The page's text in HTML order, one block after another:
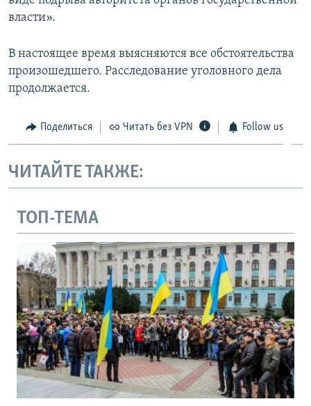
власти».
В настоящее время выясняются все обстоятельства
произошедшего. Расследование уголовного дела
продолжается.
Поделиться Читать без VPN Follow us
ЧИТАЙТЕ ТАКЖЕ:
ТОП-ТЕМА